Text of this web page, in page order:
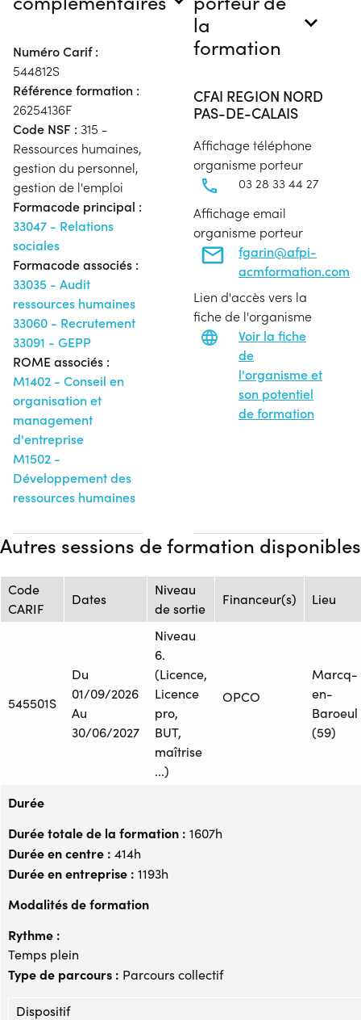
Numéro Carif :
544812S
Référence formation :
26254136F
Code NSF : 315 -
Ressources humaines,
gestion du personnel,
gestion de l'emploi
Formacode principal :
33047 - Relations
sociales
Formacode associés :
33035 - Audit
ressources humaines
33060 - Recrutement
33091 - GEPP
ROME associés :
M1402 - Conseil en
organisation et
management
d'entreprise
M1502 -
Développement des
ressources humaines
la
formation
CFAI REGION NORD
PAS-DE-CALAIS
Affichage téléphone
organisme porteur
03 28 33 44 27
Affichage email
organisme porteur
fgarin@afpi-
acmformation.com
Lien d'accès vers la
fiche de l'organisme
Voir la fiche
de
l'organisme et
son potentiel
de formation
Autres sessions de formation disponibles
Code
CARIF
Dates
Niveau
de sortie
Financeur(s) Lieu
545501S
Du
01/09/2026
Au
30/06/2027
Niveau
6.
(Licence,
Licence
pro,
BUT,
maîtrise
...)
OPCO
Marcq-
en-
Baroeul
(59)
Durée
Durée totale de la formation : 1607h
Durée en centre : 414h
Durée en entreprise : 1193h
Modalités de formation
Rythme :
Temps plein
Type de parcours : Parcours collectif
Dispositif